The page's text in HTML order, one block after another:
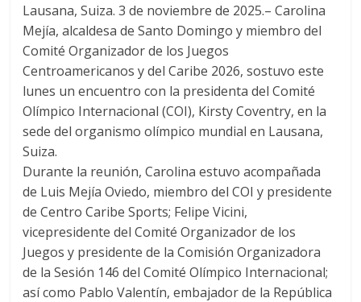
er s
A
p
p
di
t
b
o
o
k
e
n
g
er
p
e
gr
a
m
a
g
e
m
p
ar
ti
r
Lausana, Suiza. 3 de noviembre de 2025.– Carolina
Mejía, alcaldesa de Santo Domingo y miembro del
Comité Organizador de los Juegos
Centroamericanos y del Caribe 2026, sostuvo este
lunes un encuentro con la presidenta del Comité
Olímpico Internacional (COI), Kirsty Coventry, en la
sede del organismo olímpico mundial en Lausana,
Suiza.
Durante la reunión, Carolina estuvo acompañada
de Luis Mejía Oviedo, miembro del COI y presidente
de Centro Caribe Sports; Felipe Vicini,
vicepresidente del Comité Organizador de los
Juegos y presidente de la Comisión Organizadora
de la Sesión 146 del Comité Olímpico Internacional;
así como Pablo Valentín, embajador de la República